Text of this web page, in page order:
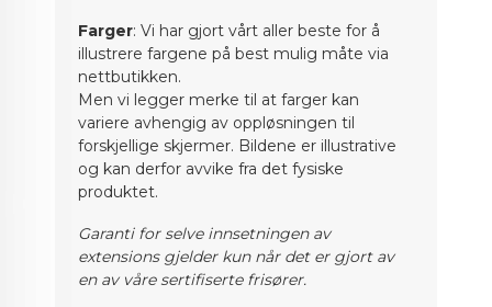
Farger: Vi har gjort vårt aller beste for å
illustrere fargene på best mulig måte via
nettbutikken.
Men vi legger merke til at farger kan
variere avhengig av oppløsningen til
forskjellige skjermer. Bildene er illustrative
og kan derfor avvike fra det fysiske
produktet.
Garanti for selve innsetningen av
extensions gjelder kun når det er gjort av
en av våre sertifiserte frisører.